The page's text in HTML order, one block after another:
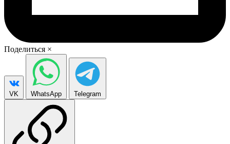
Поделиться ×
VK WhatsApp Telegram